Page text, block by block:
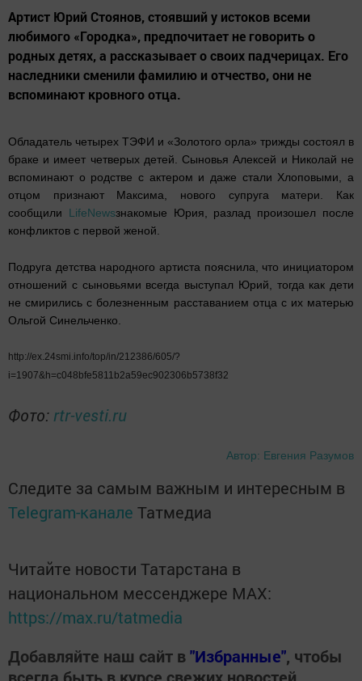
Артист Юрий Стоянов, стоявший у истоков всеми
любимого «Городка», предпочитает не говорить о
родных детях, а рассказывает о своих падчерицах. Его
наследники сменили фамилию и отчество, они не
вспоминают кровного отца.
Обладатель четырех ТЭФИ и «Золотого орла» трижды состоял в
браке и имеет четверых детей. Сыновья Алексей и Николай не
вспоминают о родстве с актером и даже стали Хлоповыми, а
отцом признают Максима, нового супруга матери. Как
сообщили LifeNewsзнакомые Юрия, разлад произошел после
конфликтов с первой женой.
Подруга детства народного артиста пояснила, что инициатором
отношений с сыновьями всегда выступал Юрий, тогда как дети
не смирились с болезненным расставанием отца с их матерью
Ольгой Синельченко.
http://ex.24smi.info/top/in/212386/605/?
i=1907&h=c048bfe5811b2a59ec902306b5738f32
Фото: rtr-vesti.ru
Автор: Евгения Разумов
Следите за самым важным и интересным в
Telegram-канале Татмедиа
Читайте новости Татарстана в
национальном мессенджере MАХ:
https://max.ru/tatmedia
Добавляйте наш сайт в"Избранные", чтобы
всегда быть в курсе свежих новостей